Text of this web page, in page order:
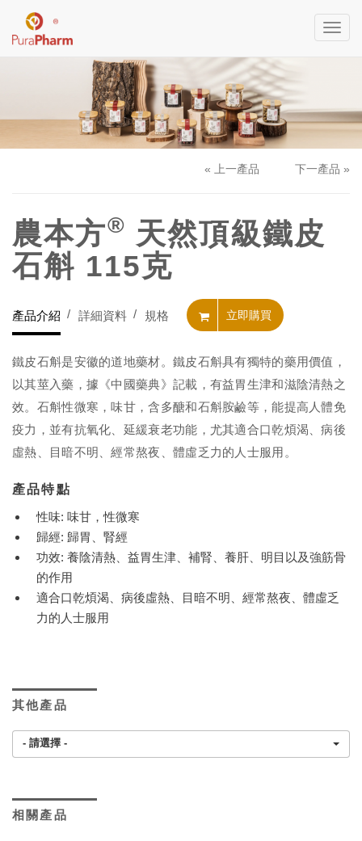
« 上一產品 下一產品 »
農本方® 天然頂級鐵皮
石斛 115克
產品介紹 詳細資料 規格 立即購買
鐵皮石斛是安徽的道地藥材。鐵皮石斛具有獨特的藥用價值，
以其莖入藥，據《中國藥典》記載，有益胃生津和滋陰清熱之
效。石斛性微寒，味甘，含多醣和石斛胺鹼等，能提高人體免
疫力，並有抗氧化、延緩衰老功能，尤其適合口乾煩渴、病後
虛熱、目暗不明、經常熬夜、體虛乏力的人士服用。
產品特點
性味: 味甘，性微寒
歸經: 歸胃、腎經
功效: 養陰清熱、益胃生津、補腎、養肝、明目以及強筋骨
的作用
適合口乾煩渴、病後虛熱、目暗不明、經常熬夜、體虛乏
力的人士服用
其他產品
- 請選擇 -
相關產品